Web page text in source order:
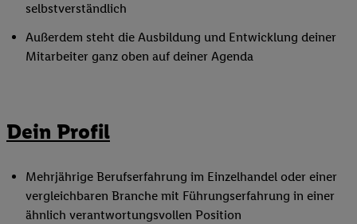
selbstverständlich
Außerdem steht die Ausbildung und Entwicklung deiner
Mitarbeiter ganz oben auf deiner Agenda
Dein Profil
Mehrjährige Berufserfahrung im Einzelhandel oder einer
vergleichbaren Branche mit Führungserfahrung in einer
ähnlich verantwortungsvollen Position